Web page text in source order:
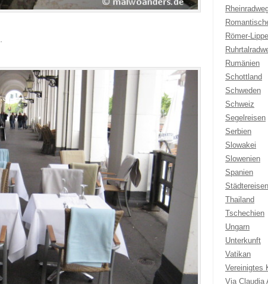
Römer-
Rumänien
Schottland
Schweden
Schweiz
Segelreisen
Serbien
Slowakei
Slowenien
Spanien
Städtereisen
Thailand
Tschechien
Ungarn
Unterkunft
Vatikan
Vereinigtes
Via Claudia